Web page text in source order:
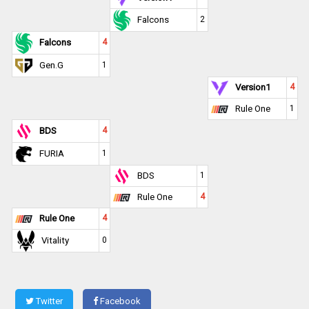
Falcons 2
Falcons 4
Gen.G 1
Version1 4
Rule One 1
BDS 4
FURIA 1
BDS 1
Rule One 4
Rule One 4
Vitality 0
Twitter Facebook